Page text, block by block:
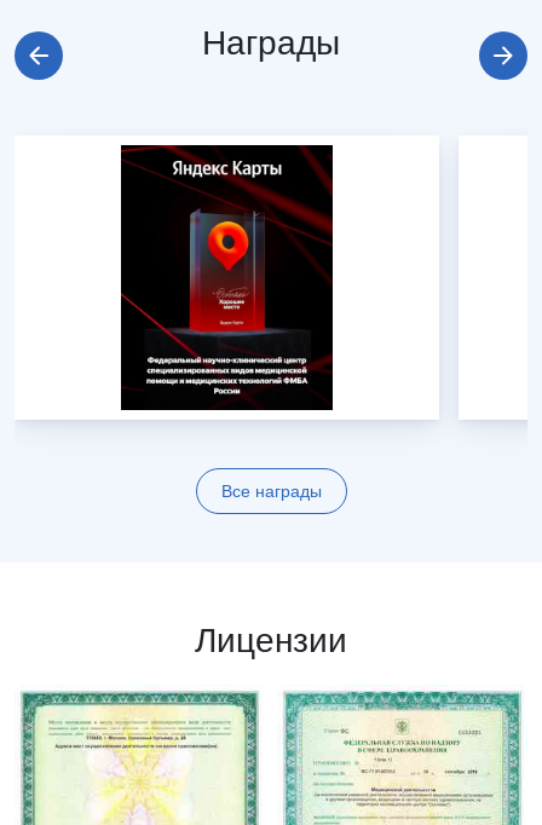
Награды
Все награды
Лицензии